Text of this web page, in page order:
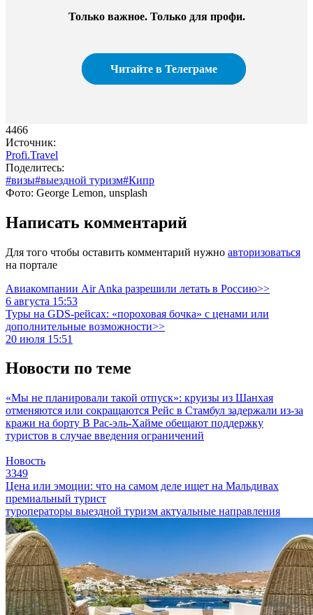
Только важное. Только для профи.​
Читайте в Телеграме
4466
Источник:
Profi.Travel
Поделитесь:
#визы#выездной туризм#Кипр
Фото: George Lemon, unsplash
Написать комментарий
Для того чтобы оставить комментарий нужно авторизоваться
на портале
Авиакомпании Air Anka разрешили летать в Россию>>
6 августа 15:53
Туры на GDS-рейсах: «пороховая бочка» с ценами или
дополнительные возможности>>
20 июля 15:51
Новости по теме
«Мы не планировали такой отпуск»: круизы из Шанхая
отменяются или сокращаются Рейс в Стамбул задержали из-за
кражи на борту В Рас-эль-Хайме обещают поддержку
туристов в случае введения ограничений
Новость
3349
Цена или эмоции: что на самом деле ищет на Мальдивах
премиальный турист
туроператоры выездной туризм актуальные направления